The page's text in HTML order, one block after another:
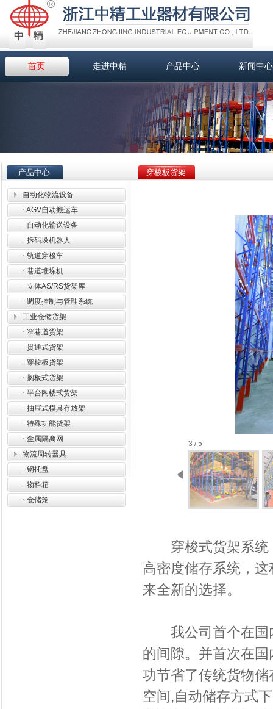
首页 走进中精 产品中心 新闻中心
产品中心
自动化物流设备
· AGV自动搬运车
· 自动化输送设备
· 拆码垛机器人
· 轨道穿梭车
· 巷道堆垛机
· 立体AS/RS货架库
· 调度控制与管理系统
工业仓储货架
· 窄巷道货架
· 贯通式货架
· 穿梭板货架
· 搁板式货架
· 平台阁楼式货架
· 抽屉式模具存放架
· 特殊功能货架
· 金属隔离网
物流周转器具
· 钢托盘
· 物料箱
· 仓储笼
穿梭板货架
3 / 5
穿梭式货架系统
高密度储存系统，
来全新的选择。
我公司首个在国
的间隙。并首次在
功节省了传统货物
空间,自动储存方式